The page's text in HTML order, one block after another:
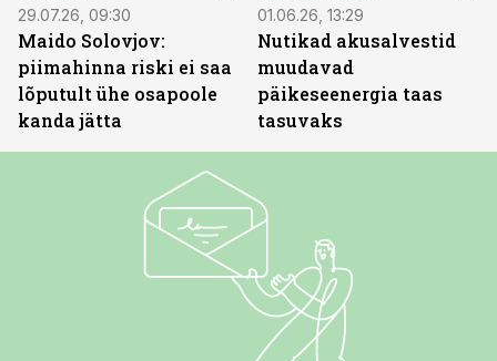
29.07.26, 09:30
Maido Solovjov:
piimahinna riski ei saa
lõputult ühe osapoole
kanda jätta
01.06.26, 13:29
Nutikad akusalvestid
muudavad
päikeseenergia taas
tasuvaks